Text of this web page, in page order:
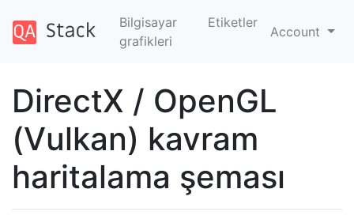
Bilgisayar
grafikleri
Etiketler
Account
DirectX / OpenGL
(Vulkan) kavram
haritalama şeması